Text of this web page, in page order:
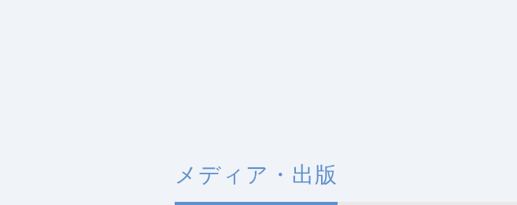
メディア・出版